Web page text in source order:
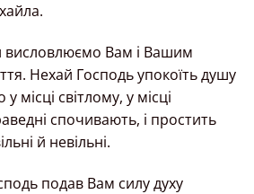
висловлюємо Вам і Вашим
Нехай Господь упокоїть душу
місці світлому, у місці
спочивають, і простить
й невільні.
подав Вам силу духу